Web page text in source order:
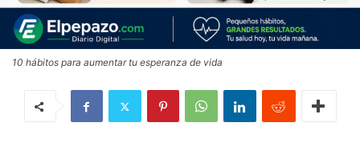
10 hábitos para aumentar tu esperanza de vida